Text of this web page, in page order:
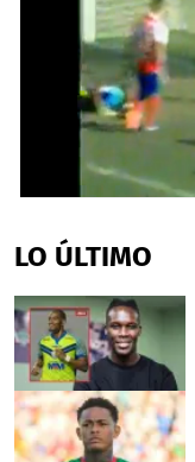
of
42
LO ÚLTIMO